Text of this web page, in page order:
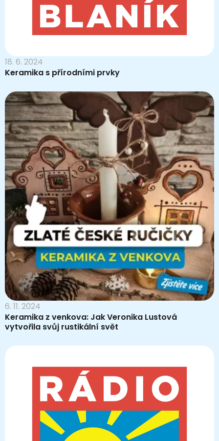
18. 6. 2024
Keramika s přírodními prvky
6. 11. 2024
Keramika z venkova: Jak Veronika Lustová
vytvořila svůj rustikální svět